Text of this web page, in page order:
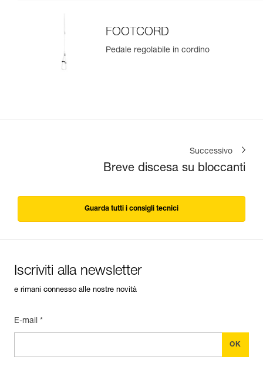
FOOTCORD
Pedale regolabile in cordino
Successivo
Breve discesa su bloccanti
Guarda tutti i consigli tecnici
Iscriviti alla newsletter
e rimani connesso alle nostre novità
E-mail *